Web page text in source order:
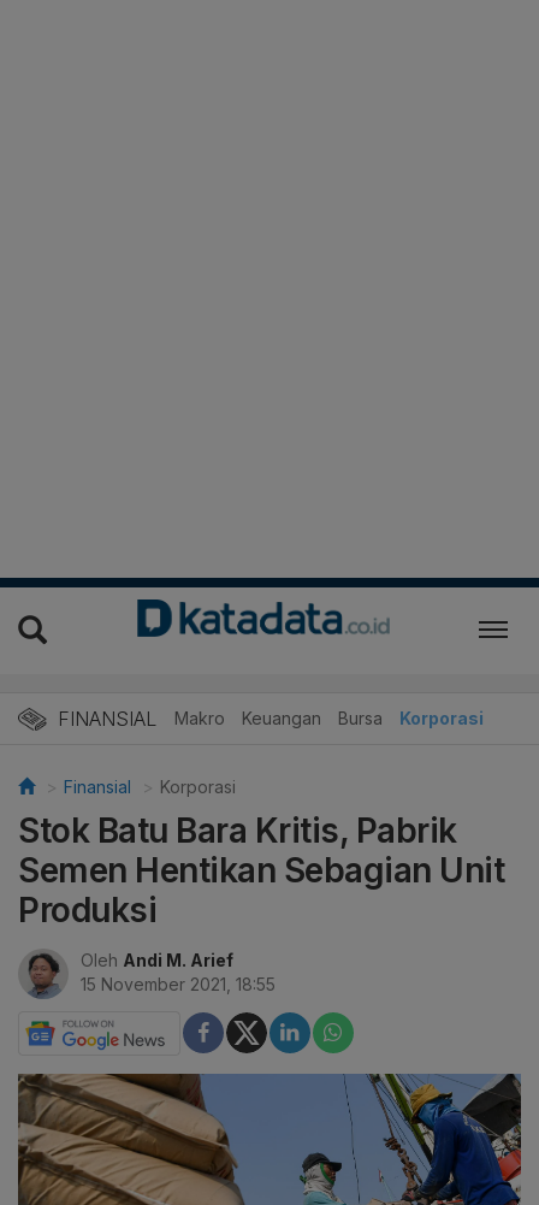
FINANSIAL Makro Keuangan Bursa Korporasi
Finansial Korporasi
Stok Batu Bara Kritis, Pabrik
Semen Hentikan Sebagian Unit
Produksi
Oleh Andi M. Arief
15 November 2021, 18:55